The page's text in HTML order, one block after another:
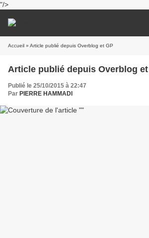
"/>
Accueil » Article publié depuis Overblog et GP
Publié le 25/10/2015 à 22:47
Par PIERRE HAMMADI